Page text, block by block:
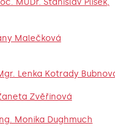
Malečková
Lenka Kotrady
Zvěřinová
Monika Dughmuch